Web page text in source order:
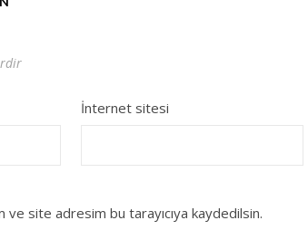
İnternet sitesi
ve site adresim bu tarayıcıya kaydedilsin.